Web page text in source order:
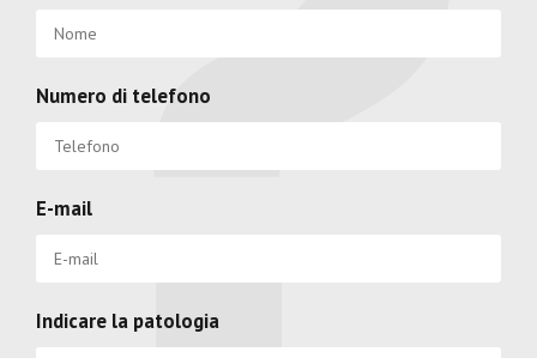
Numero di telefono
E-mail
Indicare la patologia